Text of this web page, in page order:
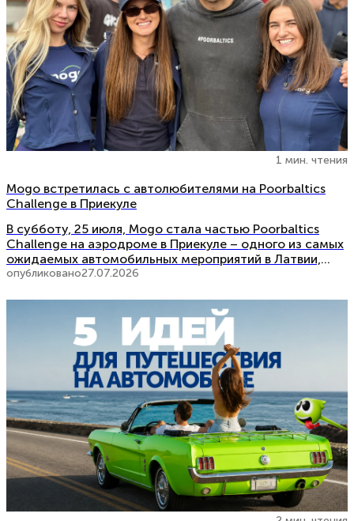
1 мин. чтения
Mogo встретилась с автолюбителями на Poorbaltics
Challenge в Приекуле
В субботу, 25 июля, Mogo стала частью Poorbaltics
Challenge на аэродроме в Приекуле – одного из самых
ожидаемых автомобильных мероприятий в Латвии,
которое собрало автолюбителей, их семьи и всех, кто
мощности и драйва. На протяжении всего дня в нашем
шатре царило оживление. Мы были рады […]
опубликовано27.07.2026